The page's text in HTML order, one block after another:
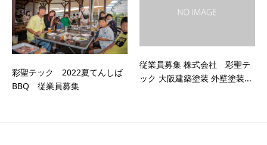
彩聖テック 2022夏てんしば
BBQ 従業員募集
従業員募集 株式会社 彩聖テ
ック 大阪建築塗装 外壁塗装...